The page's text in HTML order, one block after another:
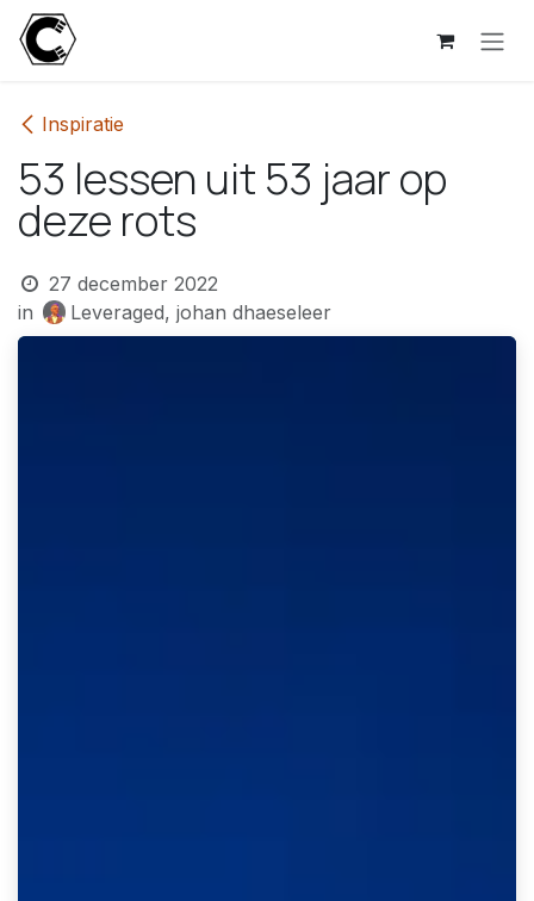
Overslaan naar inhoud
Inspiratie
53 lessen uit 53 jaar op
deze rots
27 december 2022
in
Leveraged, johan dhaeseleer